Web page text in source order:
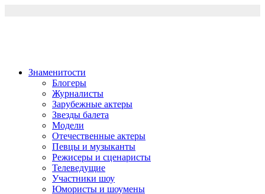
Знаменитости
Блогеры
Журналисты
Зарубежные актеры
Звезды балета
Модели
Отечественные актеры
Певцы и музыканты
Режисеры и сценаристы
Телеведущие
Участники шоу
Юмористы и шоумены